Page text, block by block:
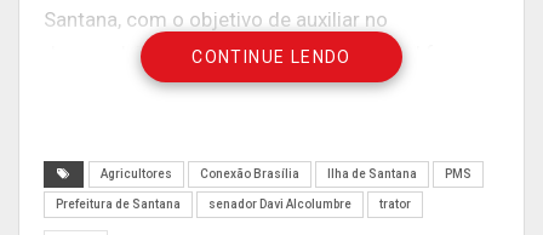
Santana, com o objetivo de auxiliar no
desenvolvimento econômico local, o qual faz
parte da frota adquirida para Santana, articuladas
CONTINUE LENDO
Agricultores Conexão Brasília Ilha de Santana PMS
Prefeitura de Santana senador Davi Alcolumbre trator